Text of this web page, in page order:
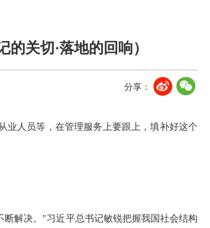
关切·落地的回响）
分享：
业人员等，在管理服务上要跟上，填补好这个
解决。"习近平总书记敏锐把握我国社会结构